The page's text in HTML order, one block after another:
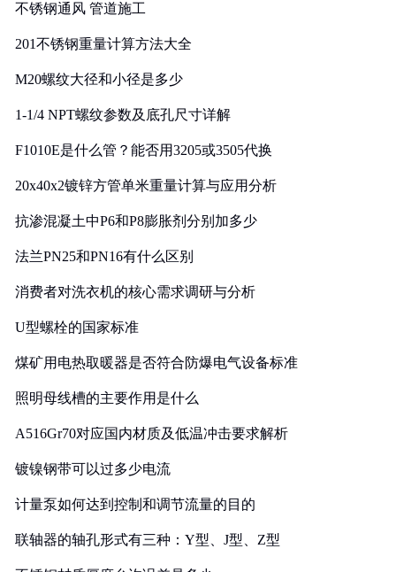
不锈钢通风 管道施工
201不锈钢重量计算方法大全
M20螺纹大径和小径是多少
1-1/4 NPT螺纹参数及底孔尺寸详解
F1010E是什么管？能否用3205或3505代换
20x40x2镀锌方管单米重量计算与应用分析
抗渗混凝土中P6和P8膨胀剂分别加多少
法兰PN25和PN16有什么区别
消费者对洗衣机的核心需求调研与分析
U型螺栓的国家标准
煤矿用电热取暖器是否符合防爆电气设备标准
照明母线槽的主要作用是什么
A516Gr70对应国内材质及低温冲击要求解析
镀镍钢带可以过多少电流
计量泵如何达到控制和调节流量的目的
联轴器的轴孔形式有三种：Y型、J型、Z型